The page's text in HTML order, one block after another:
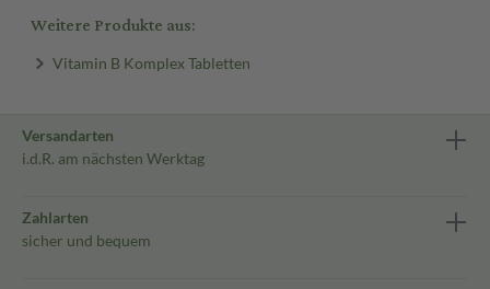
Weitere Produkte aus:
Vitamin B Komplex Tabletten
Versandarten
i.d.R. am nächsten Werktag
Zahlarten
sicher und bequem